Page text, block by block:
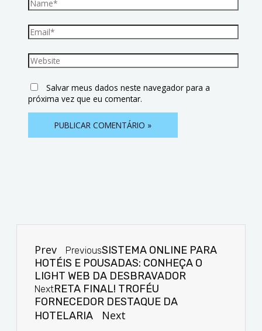
Salvar meus dados neste navegador para a
próxima vez que eu comentar.
Prev PreviousSISTEMA ONLINE PARA
HOTÉIS E POUSADAS: CONHEÇA O
LIGHT WEB DA DESBRAVADOR
NextRETA FINAL! TROFÉU
FORNECEDOR DESTAQUE DA
HOTELARIA
Next